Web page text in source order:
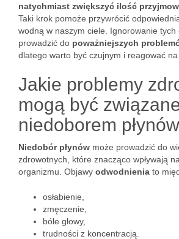
natychmiast zwiększyć ilość
Taki krok pomoże przywrócić
wodną w naszym ciele. Ignorowanie tych
prowadzić do poważniejszych
dlatego warto być czujnym i reagować na
Jakie problemy
mogą być
niedoborem
Niedobór płynów może prowadzić do
zdrowotnych, które znacząco wpływają
organizmu. Objawy odwodnienia to
osłabienie,
zmęczenie,
bóle głowy,
trudności z koncentracją.